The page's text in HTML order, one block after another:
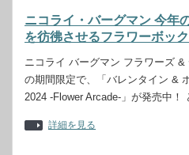
ニコライ・バーグマン 今年
を彷彿させるフラワーボック
ニコライ バーグマン フラワーズ
の期間限定で、「バレンタイン &
2024 -Flower Arcade-」が発売中
詳細を見る